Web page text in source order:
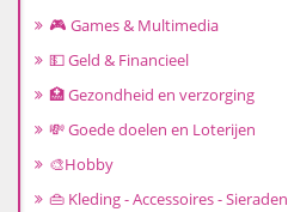
🎮 Games & Multimedia
💵 Geld & Financieel
🏥 Gezondheid en verzorging
💸 Goede doelen en Loterijen
🎨Hobby
👜 Kleding - Accessoires - Sieraden